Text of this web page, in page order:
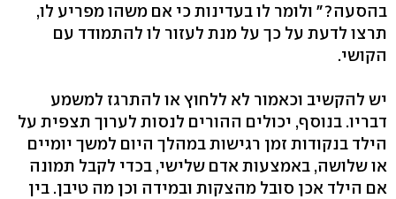
בהסעה?" ולומר לו בעדינות כי אם משהו מפריע לו,
תרצו לדעת על כך על מנת לעזור לו להתמודד עם
הקושי.
יש להקשיב וכאמור לא ללחוץ או להתרגז למשמע
דבריו. בנוסף, יכולים ההורים לנסות לערוך תצפית על
הילד בנקודות זמן רגישות במהלך היום למשך יומיים
או שלושה, באמצעות אדם שלישי, בכדי לקבל תמונה
אם הילד אכן סובל מהצקות ובמידה וכן מה טיבן. בין